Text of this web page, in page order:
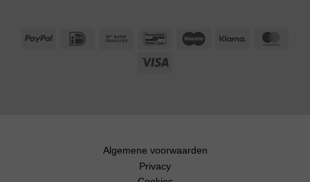
PayPal IDeal
Bank
BancontactMaestro Klarna
Algemene voorwaarden
Privacy